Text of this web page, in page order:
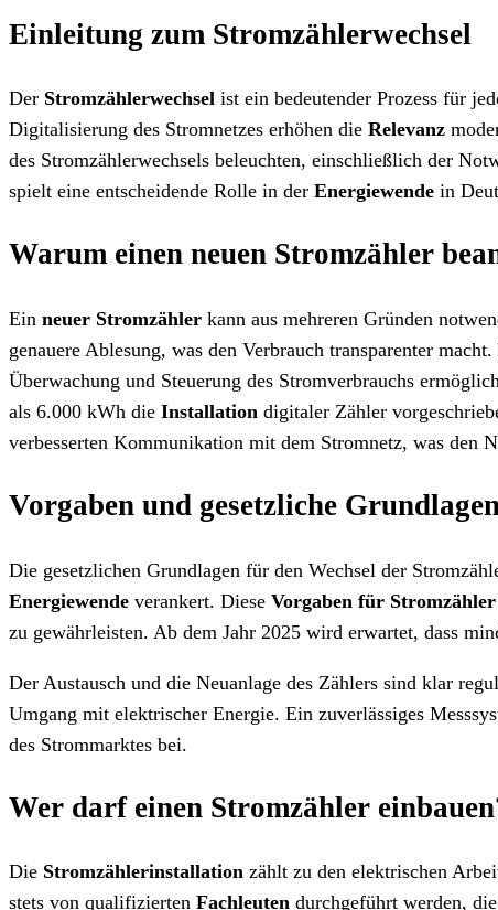
Einleitung zum Stromzählerwechsel
Der Stromzählerwechsel ist ein bedeutender Prozess für
Digitalisierung des Stromnetzes erhöhen die Relevanz
des Stromzählerwechsels beleuchten, einschließlich der
spielt eine entscheidende Rolle in der Energiewende in
Warum einen neuen Stromzähler
Ein neuer Stromzähler kann aus mehreren Gründen
genauere Ablesung, was den Verbrauch transparenter
Überwachung und Steuerung des Stromverbrauchs
als 6.000 kWh die Installation digitaler Zähler
verbesserten Kommunikation mit dem Stromnetz, was den
Vorgaben und gesetzliche
Die gesetzlichen Grundlagen für den Wechsel der
Energiewende verankert. Diese Vorgaben für Stromzähler
zu gewährleisten. Ab dem Jahr 2025 wird erwartet, dass
Der Austausch und die Neuanlage des Zählers sind klar
Umgang mit elektrischer Energie. Ein zuverlässiges
des Strommarktes bei.
Wer darf einen Stromzähler
Die Stromzählerinstallation zählt zu den elektrischen
stets von qualifizierten Fachleuten durchgeführt werden,